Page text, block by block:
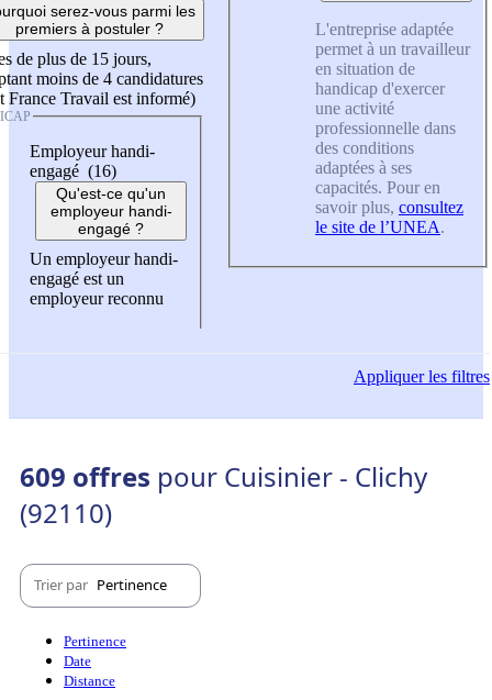
serez-vous parmi les
premiers à postuler ?
de plus de 15 jours,
moins de 4 candidatures
France Travail est informé)
Employeur handi-
engagé (16)
Qu'est-ce qu'un
employeur handi-
engagé ?
Un employeur handi-
engagé est un
employeur reconnu
L'entreprise adaptée
permet à un travailleur
en situation de
handicap d'exercer
une activité
professionnelle dans
des conditions
adaptées à ses
capacités. Pour en
savoir plus, consultez
le site de l’UNEA.
Appliquerles filtres
609 offres pour Cuisinier - Clichy
(92110)
Trier par Pertinence
Pertinence
Date
Distance